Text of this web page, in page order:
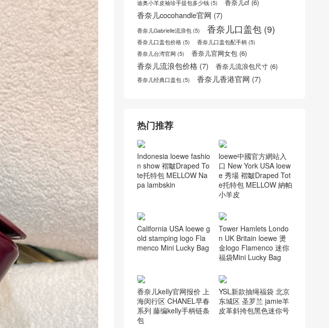
迪奥小羊皮袖珍手提包多少钱 (5) 香奈儿cf (6)
香奈儿cocohandle官网 (7)
香奈儿Gabrielle流浪包 (5) 香奈儿口盖包 (9)
香奈儿口盖包价格 (5) 香奈儿口盖包配手柄 (5)
香奈儿台湾官网 (5) 香奈儿官网女包 (6)
香奈儿流浪包价格 (7) 香奈儿流浪包尺寸 (6)
香奈儿经典口盖包 (5) 香奈儿香港官网 (7)
热门推荐
Indonesia loewe fashio
n show 褶皺Draped To
te托特包 MELLOW Na
pa lambskin
loewe中國官方網站入
口 New York USA loew
e 秀場 褶皺Draped Tot
e托特包 MELLOW 納帕
小羊皮
California USA loewe g
old stamping logo Fla
menco Mini Lucky Bag
Tower Hamlets Londo
n UK Britain loewe 燙
金logo Flamenco 迷你
福袋Mini Lucky Bag
香奈儿kelly官网报价 上
海闵行区 CHANEL早春
系列 藤编kelly手柄链条
包
YSL新款抽绳福袋 北京
东城区 圣罗兰 jamie羊
皮革斜挎包黑色迷你号